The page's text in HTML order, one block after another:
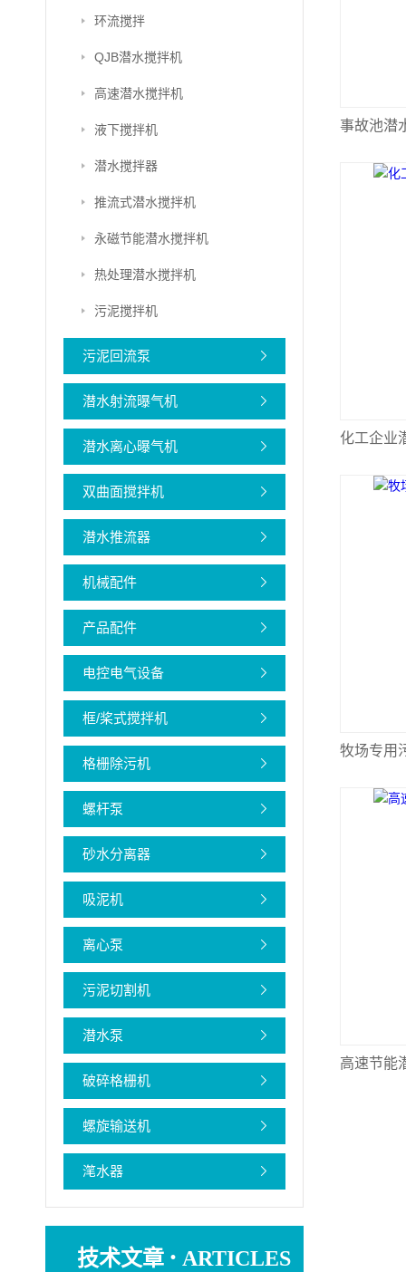
环流搅拌
QJB潜水搅拌机
高速潜水搅拌机
液下搅拌机
潜水搅拌器
推流式潜水搅拌机
永磁节能潜水搅拌机
热处理潜水搅拌机
污泥搅拌机
污泥回流泵
潜水射流曝气机
潜水离心曝气机
双曲面搅拌机
潜水推流器
机械配件
产品配件
电控电气设备
框/桨式搅拌机
格栅除污机
螺杆泵
砂水分离器
吸泥机
离心泵
污泥切割机
潜水泵
破碎格栅机
螺旋输送机
滗水器
技术文章 · ARTICLES
事故池潜
化工企业
牧场专用
高速节能